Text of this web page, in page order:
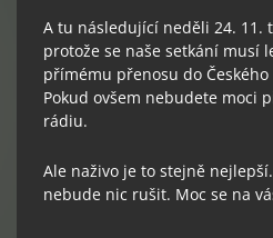
A tu následující neděli 24. 11.
protože se naše setkání musí
přímému přenosu do
Pokud ovšem nebudete moci
rádiu.
Ale naživo je to stejně
nebude nic rušit. Moc se na